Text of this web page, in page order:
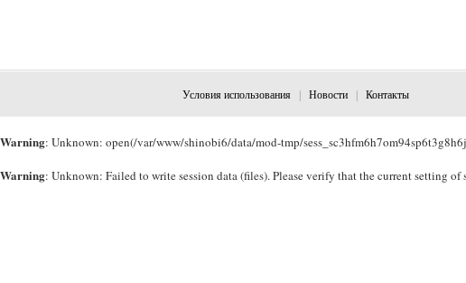
Условия использования Новости Контакты
Warning: Unknown: open(/var/www/shinobi6/data/mod-tmp/
Warning: Unknown: Failed to write session data (files). Please verify that the current setting